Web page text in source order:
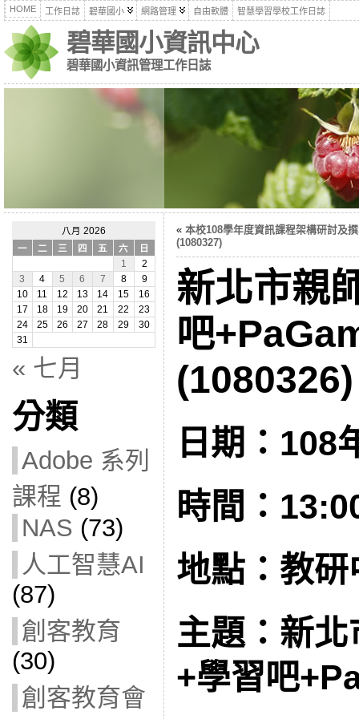
HOME 工作日誌 碧華國小 網路管理 自由軟體 智慧學習學校工作日誌
碧華國小資訊中心
碧華國小資訊管理工作日誌
八月 2026
一
二 三 四 五 六
日
1
2
3
4 5 6 7 8
9
10
11 12 13 14 15
16
17
18 19 20 21 22
23
24
25 26 27 28 29
30
31
« 七月
分類
Adobe 系列
課程 (8)
NAS (73)
人工智慧AI
(87)
創客教育
(30)
創客教育會
« 本校108學年度資訊課程架構研討及
(1080327)
新北市親
吧
(1080326)
日期：108
時間：
地點：教研
主題：新
+學習吧